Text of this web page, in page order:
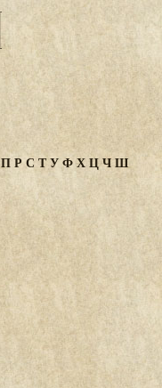
ПР С ТУФХЦЧШ